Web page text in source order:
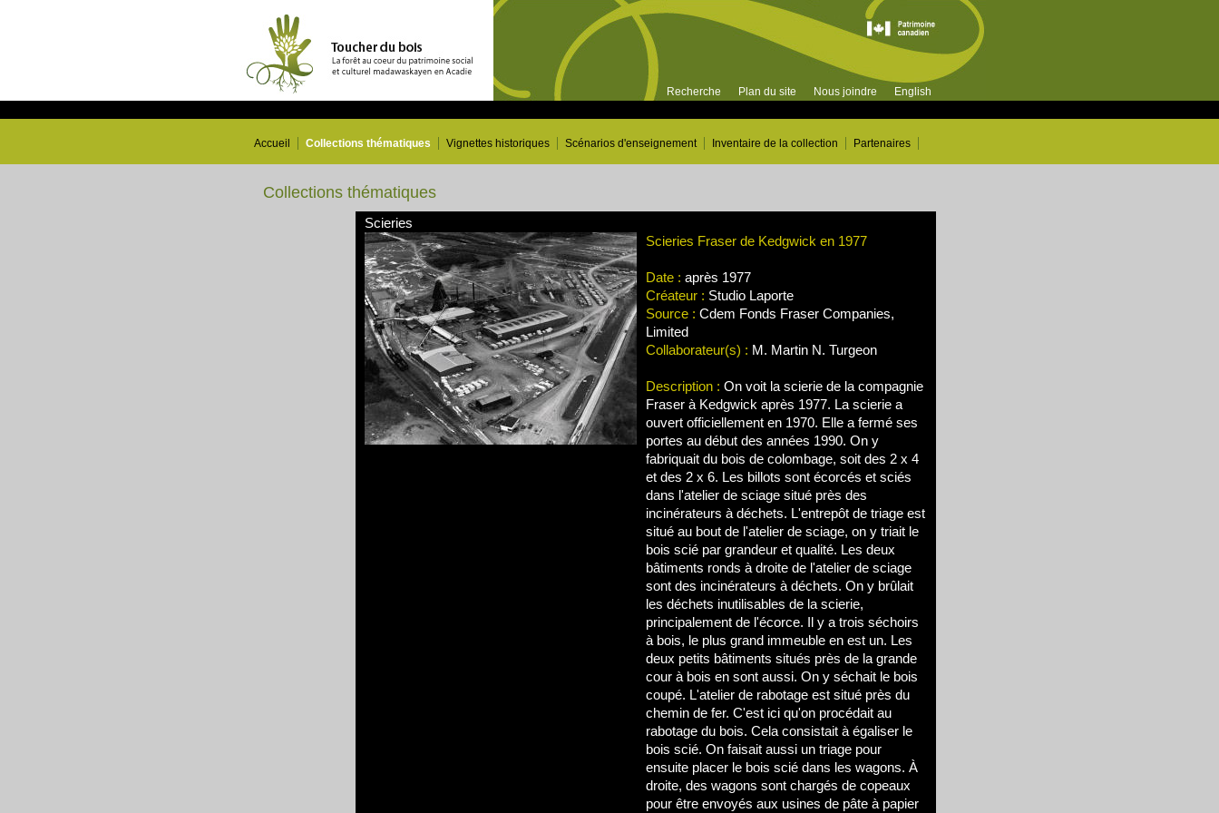
Recherche Plan du site Nous joindre English
Accueil Collections thématiques Vignettes historiques Scénarios d'enseignement Inventaire de la collection Partenaires
Collections thématiques
Scieries
Scieries Fraser de Kedgwick en 1977
Date : après 1977
Créateur : Studio Laporte
Source : Cdem Fonds Fraser Companies,
Limited
Collaborateur(s) : M. Martin N. Turgeon
Description : On voit la scierie de la compagnie
Fraser à Kedgwick après 1977. La scierie a
ouvert officiellement en 1970. Elle a fermé ses
portes au début des années 1990. On y
fabriquait du bois de colombage, soit des 2 x 4
et des 2 x 6. Les billots sont écorcés et sciés
dans l'atelier de sciage situé près des
incinérateurs à déchets. L'entrepôt de triage est
situé au bout de l'atelier de sciage, on y triait le
bois scié par grandeur et qualité. Les deux
bâtiments ronds à droite de l'atelier de sciage
sont des incinérateurs à déchets. On y brûlait
les déchets inutilisables de la scierie,
principalement de l'écorce. Il y a trois séchoirs
à bois, le plus grand immeuble en est un. Les
deux petits bâtiments situés près de la grande
cour à bois en sont aussi. On y séchait le bois
coupé. L'atelier de rabotage est situé près du
chemin de fer. C'est ici qu'on procédait au
rabotage du bois. Cela consistait à égaliser le
bois scié. On faisait aussi un triage pour
ensuite placer le bois scié dans les wagons. À
droite, des wagons sont chargés de copeaux
pour être envoyés aux usines de pâte à papier